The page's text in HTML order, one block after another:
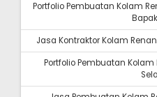
Portfolio Pembuatan Kolam
Jasa Kontraktor Kolam
Portfolio Pembuatan